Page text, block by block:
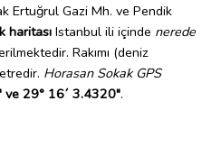
Ertuğrul Gazi Mh. ve Pendik
haritası Istanbul ili içinde nerede
Rakımı (deniz
Horasan Sokak GPS
29° 16´ 3.4320".